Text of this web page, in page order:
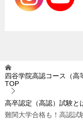
四谷学院高認コース（高
TOP
高卒認定（高認）試験と
難関大学合格も！高認試